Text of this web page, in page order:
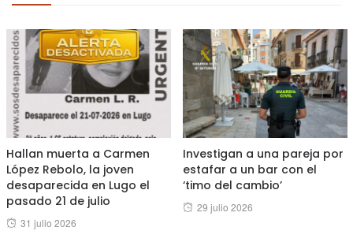
Hallan muerta a Carmen
López Rebolo, la joven
desaparecida en Lugo el
pasado 21 de julio
Posted
31 julio 2026
Investigan a una pareja por
estafar a un bar con el
‘timo del cambio’
Posted
29 julio 2026